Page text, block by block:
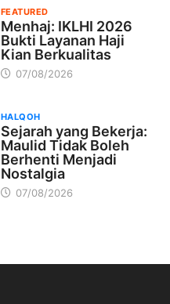
FEATURED
Menhaj: IKLHI 2026
Bukti Layanan Haji
Kian Berkualitas
07/08/2026
HALQOH
Sejarah yang Bekerja:
Maulid Tidak Boleh
Berhenti Menjadi
Nostalgia
07/08/2026